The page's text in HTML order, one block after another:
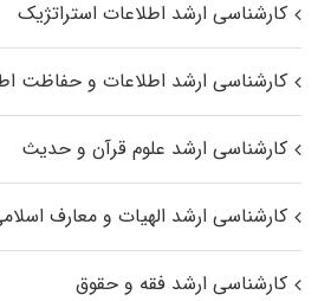
کارشناسی ارشد اطلاعات استراتژیک
کارشناسی ارشد اطلاعات و حفاظت
کارشناسی ارشد علوم قرآن و حدیث
کارشناسی ارشد الهیات و معارف
کارشناسی ارشد فقه و حقوق